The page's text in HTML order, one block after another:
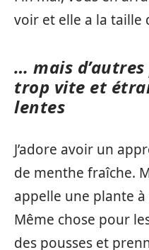
voir et elle a la taille
… mais
trop vite et
lentes
J’adore avoir un
de menthe fraîche.
appelle une plante
Même chose pour
des pousses et